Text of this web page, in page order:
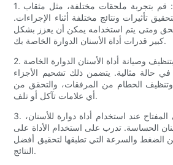
1. استخدم ملحقات مختلفة: قم بتجربة ملحقات مختلفة، مثل مثقاب
تأثيرات ونتائج مختلفة أثناء الإجراءات.
ومتى يتم استخدامه يمكن أن يعزز بشكل
كبير قدرات أداة الأسنان الدوارة الخاصة بك.
2. صيانة وتنظيف الأداة: قم بتنظيف وصيانة أداة الأسنان الدوارة الخاصة
في حالة مثالية. يتضمن ذلك تشحيم الأجزاء
الحطام من المرفقات، والتحقق من
أي علامات تآكل أو تلف.
3. ممارسة الدقة: الدقة هي المفتاح عند استخدام أداة دوارة للأسنان،
الحساسة. تدرب على استخدام الأداة على
الضغط والسرعة التي تطبقها لتحقيق أفضل
النتائج.